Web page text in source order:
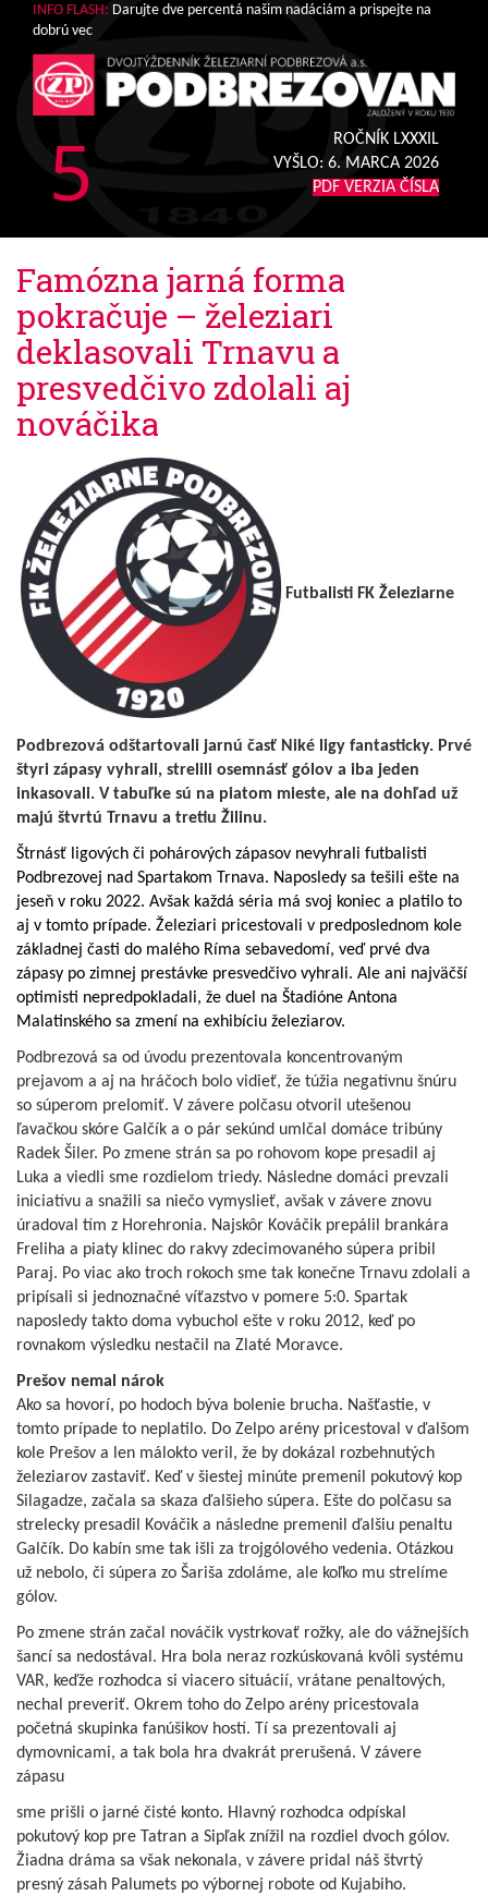
INFO FLASH: Darujte dve percentá našim nadáciám a prispejte na
dobrú vec
5
ROČNÍK LXXXIL
VYŠLO: 6. MARCA 2026
PDF VERZIA ČÍSLA
Famózna jarná forma
pokračuje – železiari
deklasovali Trnavu a
presvedčivo zdolali aj
nováčika
Futbalisti FK Železiarne
Podbrezová odštartovali jarnú časť Niké ligy fantasticky. Prvé
štyri zápasy vyhrali, strelili osemnásť gólov a iba jeden
inkasovali. V tabuľke sú na piatom mieste, ale na dohľad už
majú štvrtú Trnavu a tretiu Žilinu.
Štrnásť ligových či pohárových zápasov nevyhrali futbalisti
Podbrezovej nad Spartakom Trnava. Naposledy sa tešili ešte na
jeseň v roku 2022. Avšak každá séria má svoj koniec a platilo to
aj v tomto prípade. Železiari pricestovali v predposlednom kole
základnej časti do malého Ríma sebavedomí, veď prvé dva
zápasy po zimnej prestávke presvedčivo vyhrali. Ale ani najväčší
optimisti nepredpokladali, že duel na Štadióne Antona
Malatinského sa zmení na exhibíciu železiarov.
Podbrezová sa od úvodu prezentovala koncentrovaným
prejavom a aj na hráčoch bolo vidieť, že túžia negatívnu šnúru
so súperom prelomiť. V závere polčasu otvoril utešenou
ľavačkou skóre Galčík a o pár sekúnd umlčal domáce tribúny
Radek Šiler. Po zmene strán sa po rohovom kope presadil aj
Luka a viedli sme rozdielom triedy. Následne domáci prevzali
iniciatívu a snažili sa niečo vymyslieť, avšak v závere znovu
úradoval tím z Horehronia. Najskôr Kováčik prepálil brankára
Freliha a piaty klinec do rakvy zdecimovaného súpera pribil
Paraj. Po viac ako troch rokoch sme tak konečne Trnavu zdolali a
pripísali si jednoznačné víťazstvo v pomere 5:0. Spartak
naposledy takto doma vybuchol ešte v roku 2012, keď po
rovnakom výsledku nestačil na Zlaté Moravce.
Prešov nemal nárok
Ako sa hovorí, po hodoch býva bolenie brucha. Našťastie, v
tomto prípade to neplatilo. Do Zelpo arény pricestoval v ďalšom
kole Prešov a len málokto veril, že by dokázal rozbehnutých
železiarov zastaviť. Keď v šiestej minúte premenil pokutový kop
Silagadze, začala sa skaza ďalšieho súpera. Ešte do polčasu sa
strelecky presadil Kováčik a následne premenil ďalšiu penaltu
Galčík. Do kabín sme tak išli za trojgólového vedenia. Otázkou
už nebolo, či súpera zo Šariša zdoláme, ale koľko mu strelíme
gólov.
Po zmene strán začal nováčik vystrkovať rožky, ale do vážnejších
šancí sa nedostával. Hra bola neraz rozkúskovaná kvôli systému
VAR, keďže rozhodca si viacero situácií, vrátane penaltových,
nechal preveriť. Okrem toho do Zelpo arény pricestovala
početná skupinka fanúšikov hostí. Tí sa prezentovali aj
dymovnicami, a tak bola hra dvakrát prerušená. V závere
zápasu
sme prišli o jarné čisté konto. Hlavný rozhodca odpískal
pokutový kop pre Tatran a Sipľak znížil na rozdiel dvoch gólov.
Žiadna dráma sa však nekonala, v závere pridal náš štvrtý
presný zásah Palumets po výbornej robote od Kujabiho.